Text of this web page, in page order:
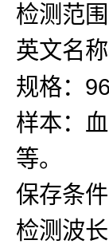
检测范
英文名
规格：
样本：
等。
保存条
检测波